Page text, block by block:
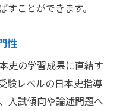
ことができます。
性
史の学習成果に直結す
験レベルの日本史指導
入試傾向や論述問題へ